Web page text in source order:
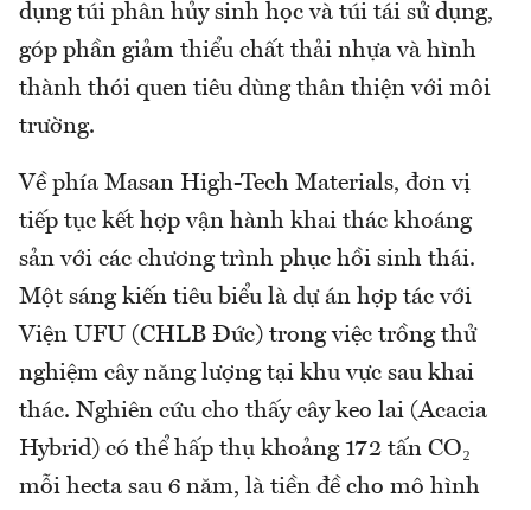
dụng túi phân hủy sinh học và túi tái sử dụng,
góp phần giảm thiểu chất thải nhựa và hình
thành thói quen tiêu dùng thân thiện với môi
trường.
Về phía Masan High-Tech Materials, đơn vị
tiếp tục kết hợp vận hành khai thác khoáng
sản với các chương trình phục hồi sinh thái.
Một sáng kiến tiêu biểu là dự án hợp tác với
Viện UFU (CHLB Đức) trong việc trồng thử
nghiệm cây năng lượng tại khu vực sau khai
thác. Nghiên cứu cho thấy cây keo lai (Acacia
Hybrid) có thể hấp thụ khoảng 172 tấn CO₂
mỗi hecta sau 6 năm, là tiền đề cho mô hình